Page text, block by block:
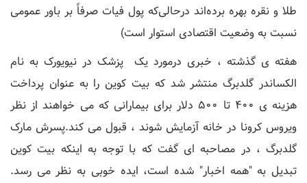
طلا و نقره بهره برده‌اند درحالی‌که پول فیات صرفاً بر باور عمومی
نسبت به وضعیت اقتصادی استوار است)
هفته ی گذشته ، خبری درمورد یک پزشک در نیویورک به نام
الکساندر گلدبرگ منتشر شد که بیت کوین را به عنوان پرداخت
هزینه ی 400 تا 500 دلار برای بیمارانی که می خواهند از نظر
ویروس کرونا در خانه آزمایش شوند ، قبول می کند.پسرش مارک
گلدبرگ ، در مصاحبه ای گفت که با توجه به اینکه بیت کوین
تبدیل به "همه اخبار" شده است، ایده خوبی به نظر می رسد.